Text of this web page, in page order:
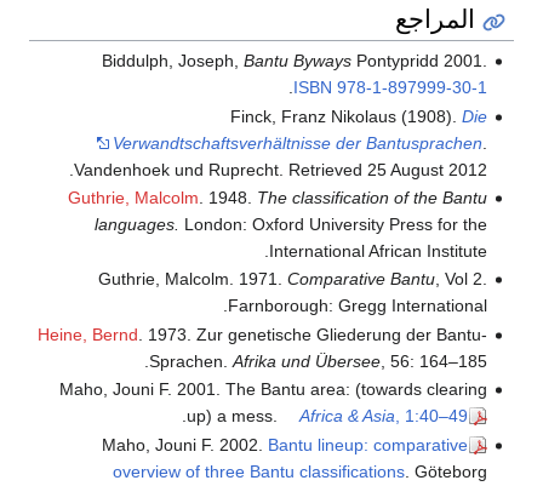
المراجع
Biddulph, Joseph, Bantu BywaysPontypridd 2001.
ISBN 978-1-897999-30-1
Finck, Franz Nikolaus (1908). Die
Verwandtschaftsverhältnisse der Bantusprachen
Vandenhoek und Ruprecht. Retrieved 25 August2012
Guthrie, Malcolm . 1948. The classification of the Bantu
languages. London: Oxford University Press for the
International African Institute.
Guthrie, Malcolm. 1971. Comparative Bantu, Vol 2.
Farnborough: Gregg International.
Heine, Bernd . 1973. Zur genetische Gliederung der Bantu-
Sprachen. Afrika und Übersee, 56: 164–185.
Maho, Jouni F. 2001. The Bantu area: (towards clearing
up) a mess.
Africa & Asia , 1:40–49
Maho, Jouni F. 2002. Bantu lineup: comparative
overview of three Bantu classifications. Göteborg